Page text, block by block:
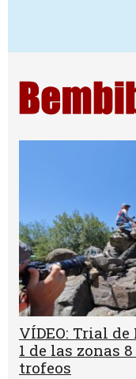
VÍDEO: Trial
1 de las zonas
trofeos